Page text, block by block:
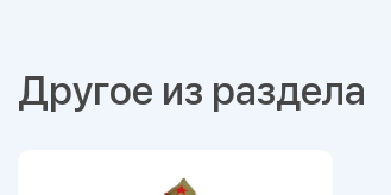
Другое из раздела